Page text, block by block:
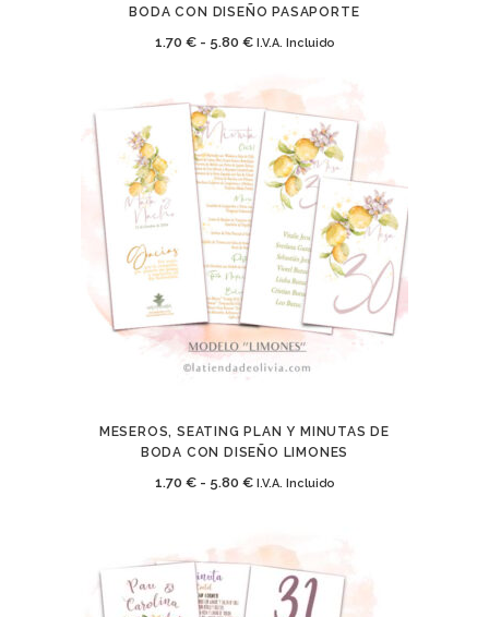
BODA CON DISEÑO PASAPORTE
1.70 € - 5.80 €Rango
precios:
desde
1.70 €
hasta
5.80 €
I.V.A. Incluido
MESEROS, SEATING PLAN Y MINUTAS DE
BODA CON DISEÑO LIMONES
1.70 € - 5.80 €Rango
precios:
desde
I.V.A. Incluido